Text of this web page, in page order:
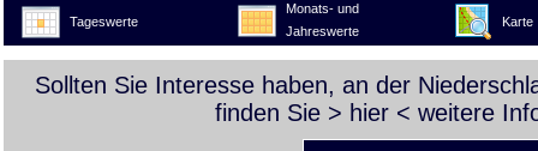
Tageswerte
Monats- und
Jahreswerte
Karte
Sollten Sie Interesse haben, an der
finden Sie > hier < weitere